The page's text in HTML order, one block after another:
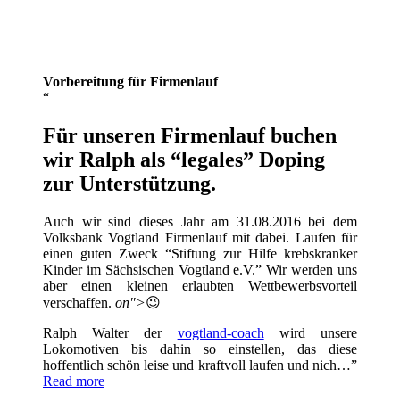
Vorbereitung für Firmenlauf
Für unseren Firmenlauf buchen
wir Ralph als “legales” Doping
zur Unterstützung.
Auch wir sind dieses Jahr am 31.08.2016 bei dem
Volksbank Vogtland Firmenlauf mit dabei. Laufen für
einen guten Zweck “Stiftung zur Hilfe krebskranker
Kinder im Sächsischen Vogtland e.V.” Wir werden uns
aber einen kleinen erlaubten Wettbewerbsvorteil
verschaffen. on">😉
Ralph Walter der vogtland-coach wird unsere
Lokomotiven bis dahin so einstellen, das diese
hoffentlich schön leise und kraftvoll laufen und nich…
Read more